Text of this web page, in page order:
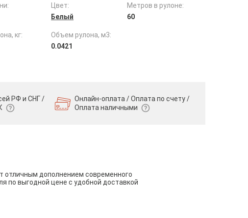
Цвет:
Белый
Метров в рулоне:
60
кг:
Объем рулона, м3:
0.0421
РФ и СНГ /
Онлайн-оплата / Оплата по счету /
Оплата наличными
отличным дополнением современного
по выгодной цене с удобной доставкой